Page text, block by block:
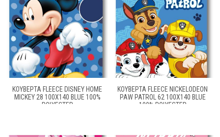
ΚΟΥΒΈΡΤΑ FLEECE DISNEY HOME
MICKEY 28 100X140 BLUE 100%
POLYESTER
ΚΟΥΒΈΡΤΑ FLEECE NICKELODEON
PAW PATROL 62 100X140 BLUE
100% POLYESTER